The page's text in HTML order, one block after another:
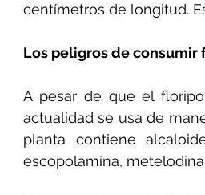
centímetros de longitud.
Los peligros de
A pesar de que el
actualidad se usa de
planta contiene
escopolamina,